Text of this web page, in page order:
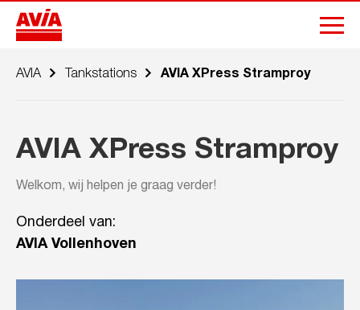
AVIA Tankstations AVIA XPress Stramproy
AVIA XPress Stramproy
Welkom, wij helpen je graag verder!
Onderdeel van:
AVIA Vollenhoven